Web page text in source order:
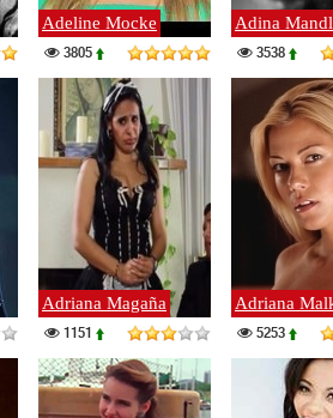
Adeline Mocke
3805
Adina
3538
Adriana Magaña
1151
Adriana
5253